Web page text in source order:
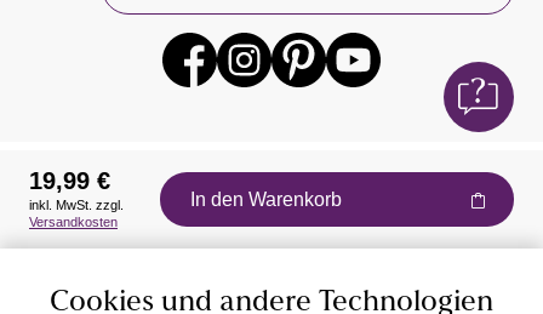
Auszeichnungen
19,99 €
inkl. MwSt. zzgl.
Versandkosten
In den Warenkorb
Cookies und andere Technologien